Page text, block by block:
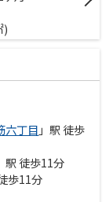
)
六丁目 」駅 徒歩
駅 徒歩11分
歩11分